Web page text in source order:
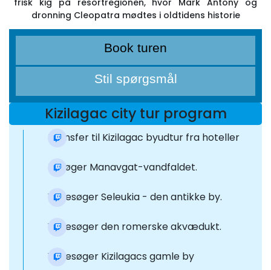
frisk kig på resortregionen, hvor Mark Antony og
dronning Cleopatra mødtes i oldtidens historie
Book turen
Stil spørgsmål
Kizilagac city tur program
Transfer til Kizilagac byudtur fra hoteller
Besøger Manavgat-vandfaldet.
Vi besøger Seleukia - den antikke by.
Vi besøger den romerske akvædukt.
Vi besøger Kizilagacs gamle by